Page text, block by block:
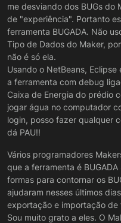
me desviando dos BUGs do
de "experiência". Portanto
ferramenta BUGADA. Não
Tipo de Dados do Maker,
não é só ela.
Usando o NetBeans,
a ferramenta com debug
Caixa de Energia do prédio
jogar água no computador
login, posso fazer qualquer
dá PAU!!
Vários programadores
que a ferramenta é
formas para contornar os
ajudaram nesses últimos
exportação e importação de
Sou muito grato a eles. O